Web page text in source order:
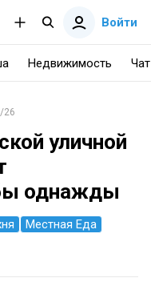
Войти
Недвижимость Чат
26
уличной
однажды
Местная Еда